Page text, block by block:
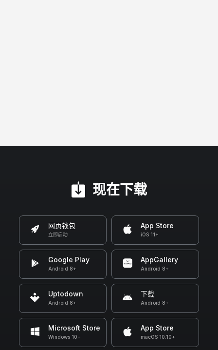
现在下载
网页钱包
立即启动
App Store
iOS 11+
Google Play
Android 8+
AppGallery
Android 8+
Uptodown
Android 8+
下载
Android 8+
Microsoft Store
Windows 10+
App Store
macOS 10.10+